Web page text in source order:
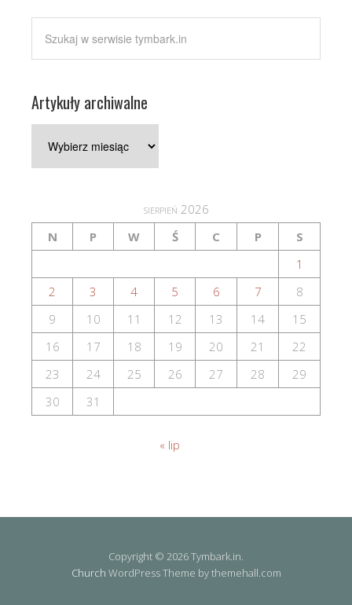
Artykuły archiwalne
archiwalne
sierpień 2026
N
P W Ś C P
S
1
2
3 4 5 6 7
8
9
10 11 12 13 14
15
16
17 18 19 20 21
22
23
24 25 26 27 28
29
30
31
« lip
Copyright © 2026 Tymbark.in.
Church WordPress Theme by themehall.com